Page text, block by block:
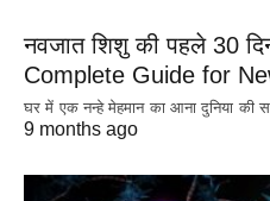
नवजात शिशु की पहले 30
Complete Guide for
घर में एक नन्हे मेहमान का आना दुनिया
9 months ago